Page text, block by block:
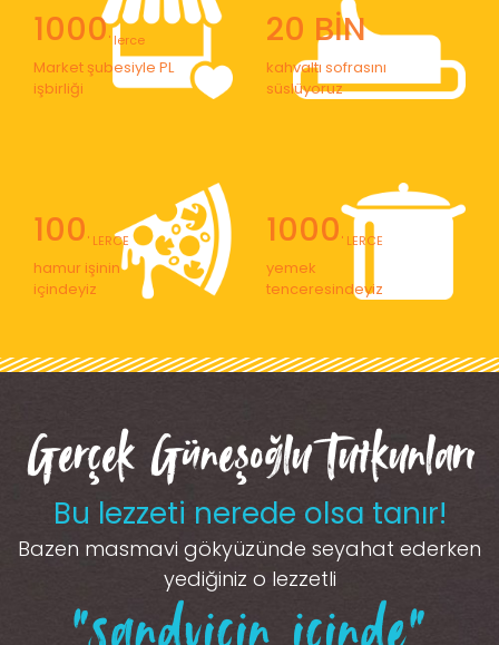
1000' lerce
Market şubesiyle PL
işbirliği
20 BİN
kahvaltı sofrasını
süslüyoruz
100' LERCE
hamur işinin
içindeyiz
1000' LERCE
yemek
tenceresindeyiz
Gerçek Güneşoğlu Tutkunları
Bu lezzeti nerede olsa tanır!
Bazen masmavi gökyüzünde seyahat ederken
yediğiniz o lezzetli